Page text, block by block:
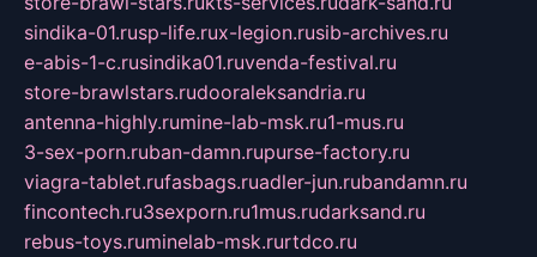
sindika-01.rusp-life.rux-legion.rusib-archives.ru
e-abis-1-c.rusindika01.ruvenda-festival.ru
store-brawlstars.rudooraleksandria.ru
antenna-highly.rumine-lab-msk.ru1-mus.ru
3-sex-porn.ruban-damn.rupurse-factory.ru
viagra-tablet.rufasbags.ruadler-jun.rubandamn.ru
fincontech.ru3sexporn.ru1mus.rudarksand.ru
rebus-toys.ruminelab-msk.rurtdco.ru